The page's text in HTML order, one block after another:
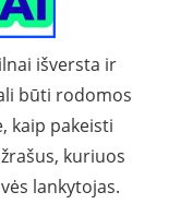
išversta ir
būti rodomos
kaip pakeisti
kuriuos
lankytojas.